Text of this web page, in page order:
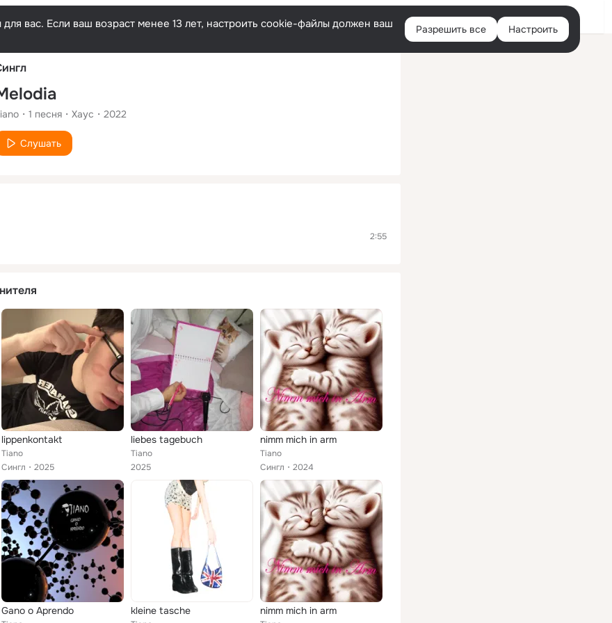
Русский Войти
вас. Если ваш возраст менее 13 лет, настроить cookie-файлы должен ваш
Разрешить все Настроить
1 песня Хаус 2022
Слушать
2:55
lippenkontakt
Tiano
Сингл
2025
liebes tagebuch
Tiano
2025
nimm mich in arm
Tiano
Сингл
2024
Gano o Aprendo kleine tasche nimm mich in arm